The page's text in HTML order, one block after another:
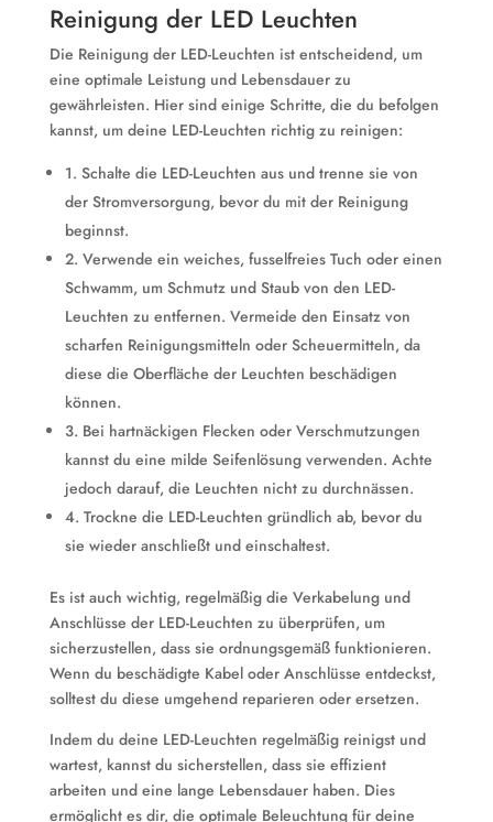
Reinigung der LED Leuchten
Die Reinigung der LED-Leuchten ist entscheidend, um
eine optimale Leistung und Lebensdauer zu
gewährleisten. Hier sind einige Schritte, die du befolgen
kannst, um deine LED-Leuchten richtig zu reinigen:
1. Schalte die LED-Leuchten aus und trenne sie von
der Stromversorgung, bevor du mit der Reinigung
beginnst.
2. Verwende ein weiches, fusselfreies Tuch oder einen
Schwamm, um Schmutz und Staub von den LED-
Leuchten zu entfernen. Vermeide den Einsatz von
scharfen Reinigungsmitteln oder Scheuermitteln, da
diese die Oberfläche der Leuchten beschädigen
können.
3. Bei hartnäckigen Flecken oder Verschmutzungen
kannst du eine milde Seifenlösung verwenden. Achte
jedoch darauf, die Leuchten nicht zu durchnässen.
4. Trockne die LED-Leuchten gründlich ab, bevor du
sie wieder anschließt und einschaltest.
Es ist auch wichtig, regelmäßig die Verkabelung und
Anschlüsse der LED-Leuchten zu überprüfen, um
sicherzustellen, dass sie ordnungsgemäß funktionieren.
Wenn du beschädigte Kabel oder Anschlüsse entdeckst,
solltest du diese umgehend reparieren oder ersetzen.
Indem du deine LED-Leuchten regelmäßig reinigst und
wartest, kannst du sicherstellen, dass sie effizient
arbeiten und eine lange Lebensdauer haben. Dies
ermöglicht es dir, die optimale Beleuchtung für deine